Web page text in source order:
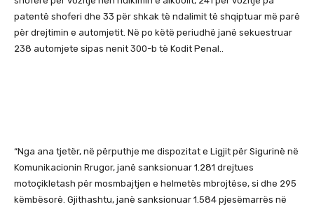
patentë shoferi dhe 33 për shkak të ndalimit të shqiptuar më parë
për drejtimin e automjetit. Në po këtë periudhë janë sekuestruar
238 automjete sipas nenit 300-b të Kodit Penal..
“Nga ana tjetër, në përputhje me dispozitat e Ligjit për Sigurinë në
Komunikacionin Rrugor, janë sanksionuar 1.281 drejtues
motoçikletash për mosmbajtjen e helmetës mbrojtëse, si dhe 295
këmbësorë. Gjithashtu, janë sanksionuar 1.584 pjesëmarrës në